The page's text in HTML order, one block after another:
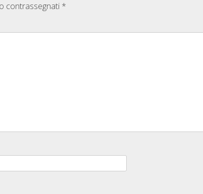
contrassegnati *